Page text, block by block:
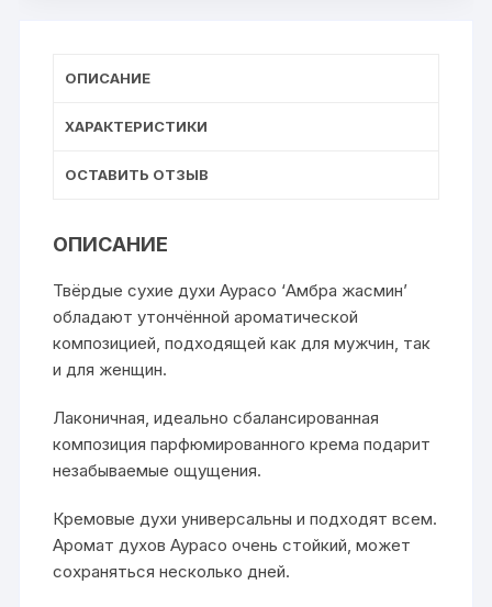
ОПИСАНИЕ
ХАРАКТЕРИСТИКИ
ОСТАВИТЬ ОТЗЫВ
ОПИСАНИЕ
Твёрдые сухие духи Аурасо ‘Амбра жасмин’
обладают утончённой ароматической
композицией, подходящей как для мужчин, так
и для женщин.
Лаконичная, идеально сбалансированная
композиция парфюмированного крема подарит
незабываемые ощущения.
Кремовые духи универсальны и подходят всем.
Аромат духов Аурасо очень стойкий, может
сохраняться несколько дней.